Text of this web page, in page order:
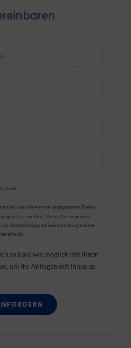
dass die von mir angegebenen Daten
werden. Meine Daten werden
zur Bearbeitung und Beantwortung meiner
)
so bald wie möglich mit Ihnen
um Ihr Anliegen mit Ihnen zu